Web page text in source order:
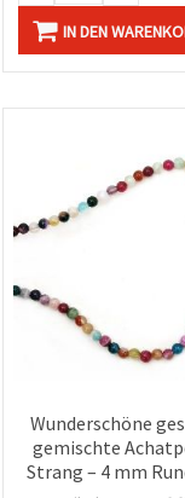
IN DEN
Wunderschöne
gemischte
Strang – 4 mm